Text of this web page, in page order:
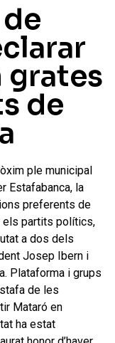
grates
de
ple municipal
Estafabanca, la
preferents de
els partits polítics,
a dos dels
Josep Ibern i
Plataforma i grups
de les
Mataró en
ha estat